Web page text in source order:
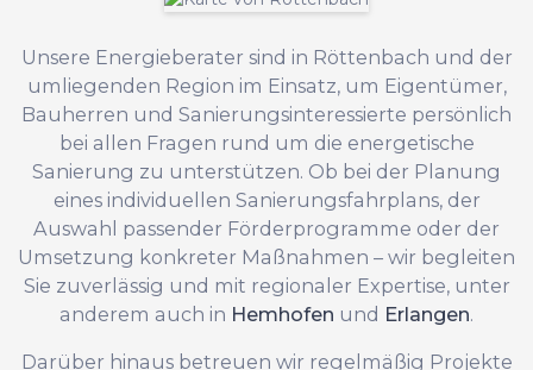
Unsere Energieberater sind in Röttenbach und der
umliegenden Region im Einsatz, um Eigentümer,
Bauherren und Sanierungsinteressierte persönlich
bei allen Fragen rund um die energetische
Sanierung zu unterstützen. Ob bei der Planung
eines individuellen Sanierungsfahrplans, der
Auswahl passender Förderprogramme oder der
Umsetzung konkreter Maßnahmen – wir begleiten
Sie zuverlässig und mit regionaler Expertise, unter
anderem auch in Hemhofen und Erlangen.
Darüber hinaus betreuen wir regelmäßig Projekte